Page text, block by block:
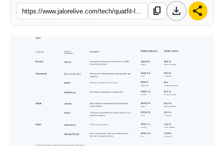
तकनीक
content_copy download share